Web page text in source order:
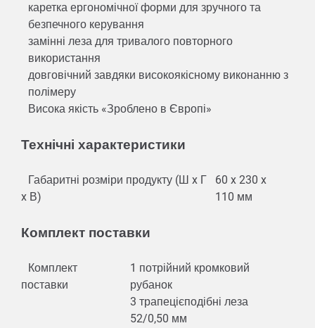
каретка ергономічної форми для зручного та
безпечного керування
замінні леза для тривалого повторного
використання
довговічний завдяки високоякісному виконанню з
полімеру
Висока якість «Зроблено в Європі»
Технічні характеристики
Габаритні розміри продукту (Ш x Г
x В)
60 x 230 x
110 мм
Комплект поставки
Комплект
поставки
1 потрійний кромковий
рубанок
3 трапецієподібні леза
52/0,50 мм